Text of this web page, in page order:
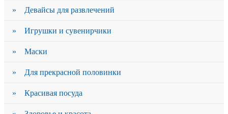
» Девайсы для развлечений
» Игрушки и сувенирчики
» Маски
» Для прекрасной половинки
» Красивая посуда